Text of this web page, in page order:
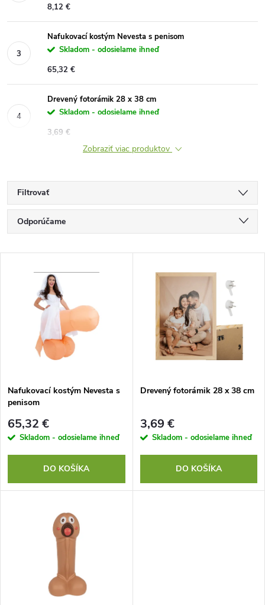
8,12 €
Nafukovací kostým Nevesta s penisom
Skladom - odosielame ihneď
65,32 €
Drevený fotorámik 28 x 38 cm
Skladom - odosielame ihneď
3,69 €
Zobraziť viac produktov
Filtrovať
R
a
e
p
r
o
Odporúčame
Najpredávanejšie
Abecedne
s
p
r
Nafukovací kostým Nevesta s
penisom
65,32 €
Skladom - odosielame ihneď
DO KOŠÍKA
Drevený fotorámik 28 x 38 cm
3,69 €
Skladom - odosielame ihneď
DO KOŠÍKA